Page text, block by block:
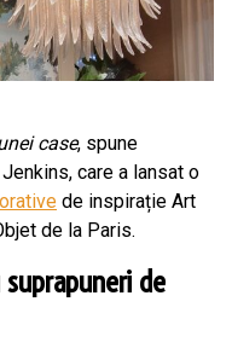
case, spune
care a lansat o
de inspirație Art
de la Paris.
de